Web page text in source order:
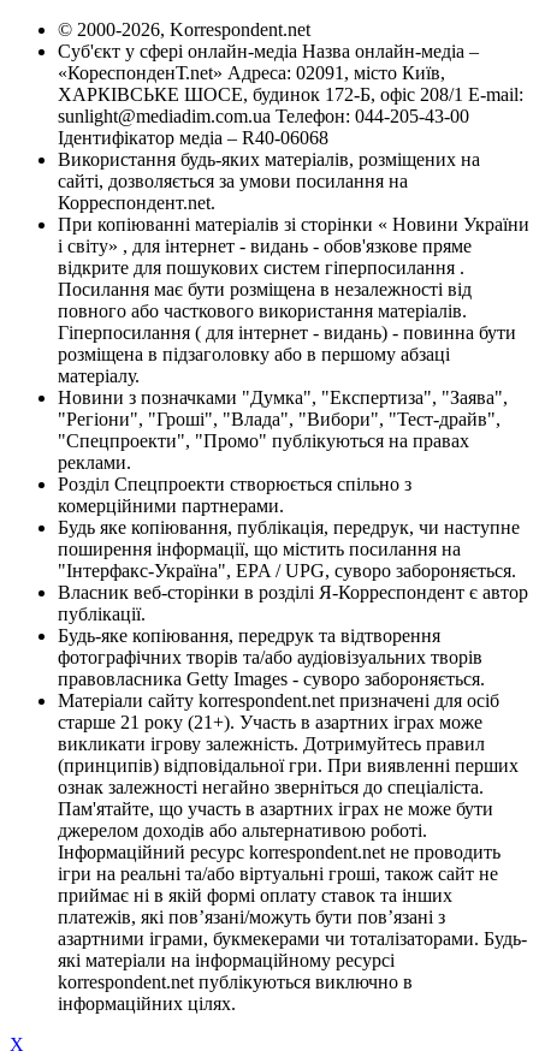
© 2000-2026, Korrespondent.net
Суб'єкт у сфері онлайн-медіа Назва онлайн-медіа –
«КореспонденТ.net» Адреса: 02091, місто Київ,
ХАРКІВСЬКЕ ШОСЕ, будинок 172-Б, офіс 208/1 E-mail:
sunlight@mediadim.com.ua Телефон: 044-205-43-00
Ідентифікатор медіа – R40-06068
Використання будь-яких матеріалів, розміщених на
сайті, дозволяється за умови посилання на
Корреспондент.net.
При копіюванні матеріалів зі сторінки « Новини України
і світу» , для інтернет - видань - обов'язкове пряме
відкрите для пошукових систем гіперпосилання .
Посилання має бути розміщена в незалежності від
повного або часткового використання матеріалів.
Гіперпосилання ( для інтернет - видань) - повинна бути
розміщена в підзаголовку або в першому абзаці
матеріалу.
Новини з позначками "Думка", "Експертиза", "Заява",
"Регіони", "Гроші", "Влада", "Вибори", "Тест-драйв",
"Спецпроекти", "Промо" публікуються на правах
реклами.
Розділ Спецпроекти створюється спільно з
комерційними партнерами.
Будь яке копіювання, публікація, передрук, чи наступне
поширення інформації, що містить посилання на
"Інтерфакс-Україна", EPA / UPG, суворо забороняється.
Власник веб-сторінки в розділі Я-Корреспондент є автор
публікації.
Будь-яке копіювання, передрук та відтворення
фотографічних творів та/або аудіовізуальних творів
правовласника Getty Images - суворо забороняється.
Матеріали сайту korrespondent.net призначені для осіб
старше 21 року (21+). Участь в азартних іграх може
викликати ігрову залежність. Дотримуйтесь правил
(принципів) відповідальної гри. При виявленні перших
ознак залежності негайно зверніться до спеціаліста.
Пам'ятайте, що участь в азартних іграх не може бути
джерелом доходів або альтернативою роботі.
Інформаційний ресурс korrespondent.net не проводить
ігри на реальні та/або віртуальні гроші, також сайт не
приймає ні в якій формі оплату ставок та інших
платежів, які пов’язані/можуть бути пов’язані з
азартними іграми, букмекерами чи тоталізаторами. Будь-
які матеріали на інформаційному ресурсі
korrespondent.net публікуються виключно в
інформаційних цілях.
X